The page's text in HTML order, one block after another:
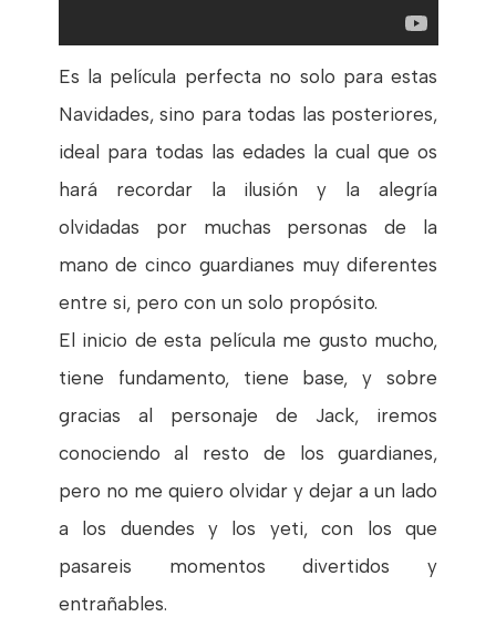
Es la película perfecta no solo para estas
Navidades, sino para todas las posteriores,
ideal para todas las edades la cual que os
hará recordar la ilusión y la alegría
olvidadas por muchas personas de la
mano de cinco guardianes muy diferentes
entre si, pero con un solo propósito.
El inicio de esta película me gusto mucho,
tiene fundamento, tiene base, y sobre
gracias al personaje de Jack, iremos
conociendo al resto de los guardianes,
pero no me quiero olvidar y dejar a un lado
a los duendes y los yeti, con los que
pasareis momentos divertidos y
entrañables.